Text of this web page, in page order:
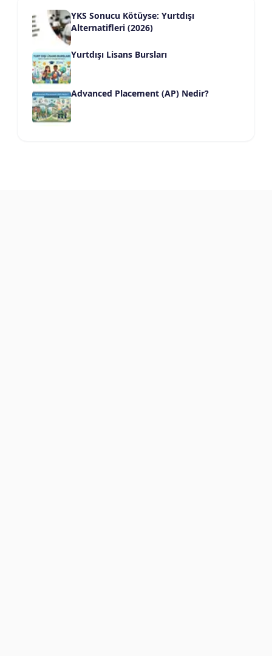
YKS Sonucu Kötüyse: Yurtdışı
Alternatifleri (2026)
Yurtdışı Lisans Bursları
Advanced Placement (AP) Nedir?